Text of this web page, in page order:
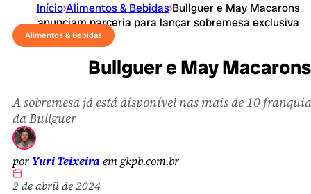
Início›Alimentos & Bebidas›Bullguer e May Macarons
anunciam parceria para lançar sobremesa exclusiva
Alimentos & Bebidas
Bullguer e May
A sobremesa já está disponível nas mais de 10
da Bullguer
por Yuri Teixeiraem gkpb.com.br
2 de abril de 2024